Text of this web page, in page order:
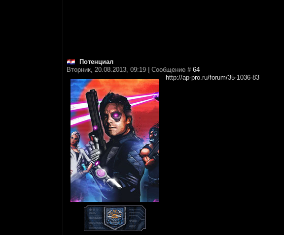
Потенциал
Вторник, 20.08.2013, 09:19 | Сообщение # 64
http://ap-pro.ru/forum/35-1036-83